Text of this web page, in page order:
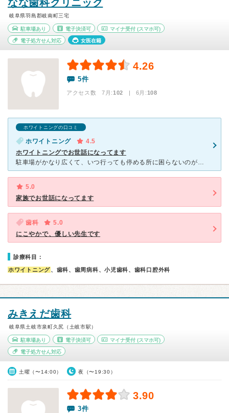
なな歯科クリニック
岐阜県羽島郡岐南町三宅
駐車場あり 電子決済可 マイナ受付 (スマホ可)
電子処方せん対応 女医在籍
4.26
5件
アクセス数 7月:102 | 6月:108
ホワイトニングの口コミ
ホワイトニング
4.5
ホワイトニングでお世話になってます
駐車場がかなり広くて、いつ行っても停める所に困らないのがとても助かってます！昔行ってたところは駐車場が狭くて入れないってこともあったので…。 私はホワイトニングをメインにお願いしていますが、他県に住
5.0
家族でお世話になってます
歯科
5.0
にこやかで、優しい先生です
診療科目：
ホワイトニング、歯科、歯周病科、小児歯科、歯科口腔外科
みきえだ歯科
岐阜県土岐市泉町久尻（土岐市駅）
駐車場あり 電子決済可 マイナ受付 (スマホ可)
電子処方せん対応
土曜（〜14:00） 夜（〜19:30）
3.90
3件